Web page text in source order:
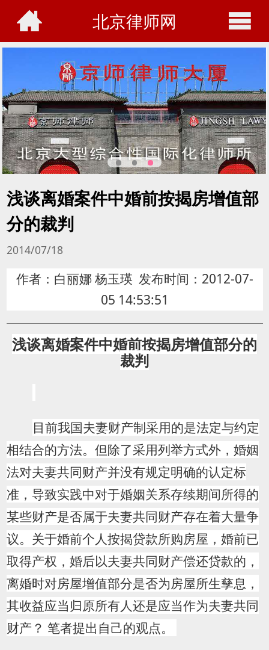
北京律师网
浅谈离婚案件中婚前按揭房增值部
分的裁判
2014/07/18
作者：白丽娜 杨玉瑛 发布时间： 2012-07-
05 14:53:51
浅谈离婚案件中婚前按揭房增值部分的
裁判
目前我国夫妻财产制采用的是法定与约定
相结合的方法。但除了采用列举方式外，婚姻
法对夫妻共同财产并没有规定明确的认定标
准，导致实践中对于婚姻关系存续期间所得的
某些财产是否属于夫妻共同财产存在着大量争
议。关于婚前个人按揭贷款所购房屋，婚前已
取得产权，婚后以夫妻共同财产偿还贷款的，
离婚时对房屋增值部分是否为房屋所生孳息，
其收益应当归原所有人还是应当作为夫妻共同
财产？ 笔者提出自己的观点。